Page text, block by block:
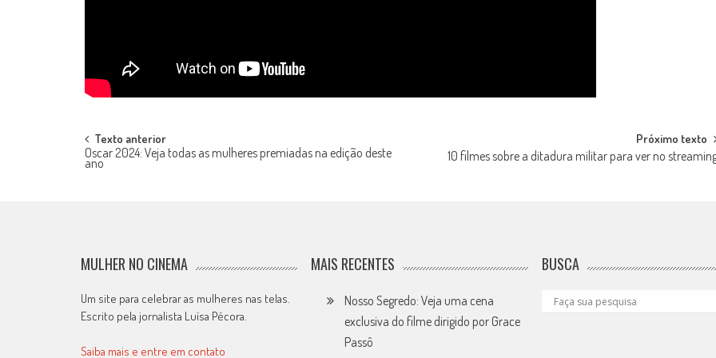
Post
navigation
Texto anterior
Oscar 2024: Veja todas as mulheres premiadas na edição deste
ano
Próximo texto
10 filmes sobre a ditadura militar para ver no
MULHER NO CINEMA
Um site para celebrar as mulheres nas telas.
Escrito pela jornalista Luísa Pécora.
Saiba mais e entre em contato
MAIS RECENTES
Nosso Segredo: Veja uma cena
exclusiva do filme dirigido por Grace
Passô
BUSCA